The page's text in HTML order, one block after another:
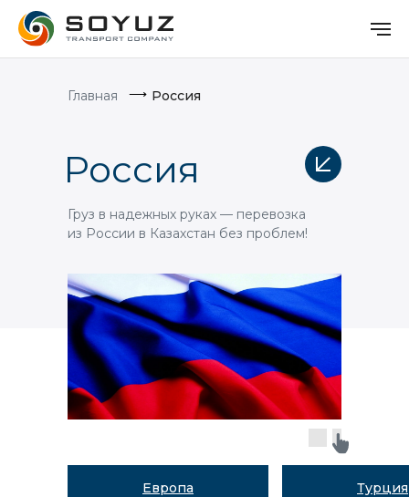
Главная Россия
⟶
Россия
Груз в надежных руках — перевозка
из России в Казахстан без проблем!
Турция
Европа